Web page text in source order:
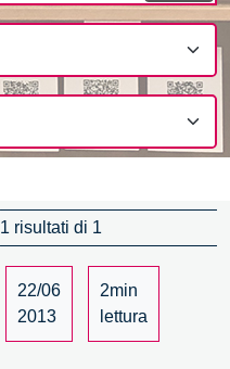
1 risultati di 1
22/06
2013
2min
lettura